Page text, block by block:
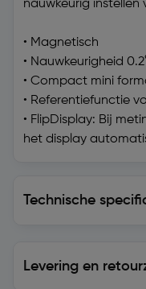
nauwkeurig instellen
• Magnetisch
• Nauwkeurigheid
• Compact mini
• Referentiefunctie
• FlipDisplay: Bij
het display
Technische
Levering en